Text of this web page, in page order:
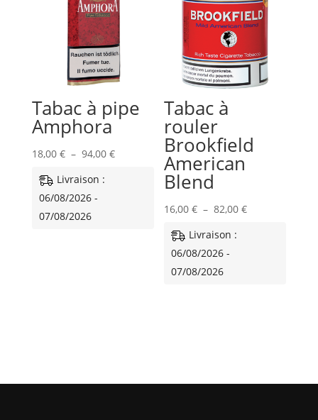
Tabac à pipe
Amphora
18,00 € – 94,00 €Plage
Livraison :
06/08/2026 -
07/08/2026
Tabac à
rouler
Brookfield
American
Blend
16,00€ – 82,00€Plage
Livraison :
06/08/2026 -
07/08/2026